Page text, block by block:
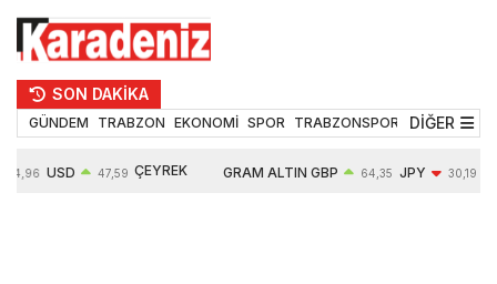
SON DAKİKA
GÜNDEM TRABZON EKONOMİ SPOR TRABZONSPOR TEKNOLOJİ
DİĞER
54,96 USD 47,59 ÇEYREK GRAM ALTIN GBP 64,35 JPY 30,19